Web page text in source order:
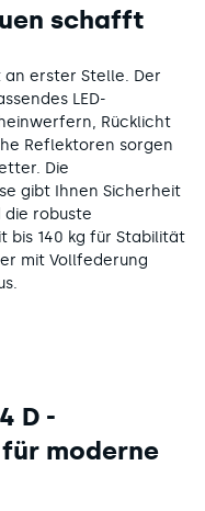
schafft
erster Stelle. Der
LED-
Rücklicht
Reflektoren sorgen
Die
gibt Ihnen Sicherheit
die robuste
bis 140 kg für Stabilität
mit Vollfederung
D -
r moderne